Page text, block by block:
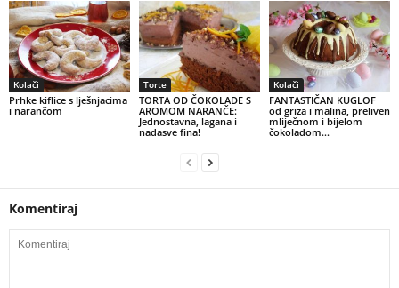
Kolači
Prhke kiflice s lješnjacima
i narančom
Torte
TORTA OD ČOKOLADE S
AROMOM NARANČE:
Jednostavna, lagana i
nadasve fina!
Kolači
FANTASTIČAN KUGLOF
od griza i malina, preliven
mliječnom i bijelom
čokoladom…
Komentiraj